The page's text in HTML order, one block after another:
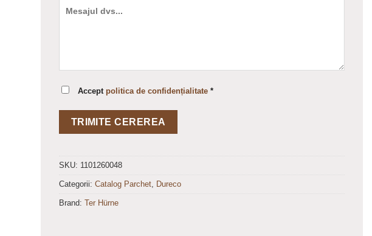
Accept politica de confidențialitate *
SKU: 1101260048
Categorii: Catalog Parchet Dureco
Brand: Ter Hürne